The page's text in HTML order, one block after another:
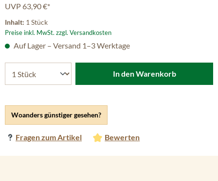
UVP 63,90 €*
Inhalt: 1 Stück
Preise inkl. MwSt. zzgl. Versandkosten
Woanders günstiger gesehen?
Fragen zum Artikel Bewerten
Auf Lager – Versand 1–3 Werktage
In den Warenkorb